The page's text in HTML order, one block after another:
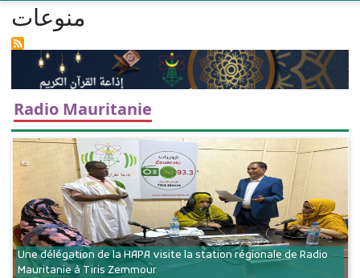
منوعات
Radio Mauritanie
Une délégation de la HAPA visite la station régionale de Radio
Mauritanie à Tiris Zemmour